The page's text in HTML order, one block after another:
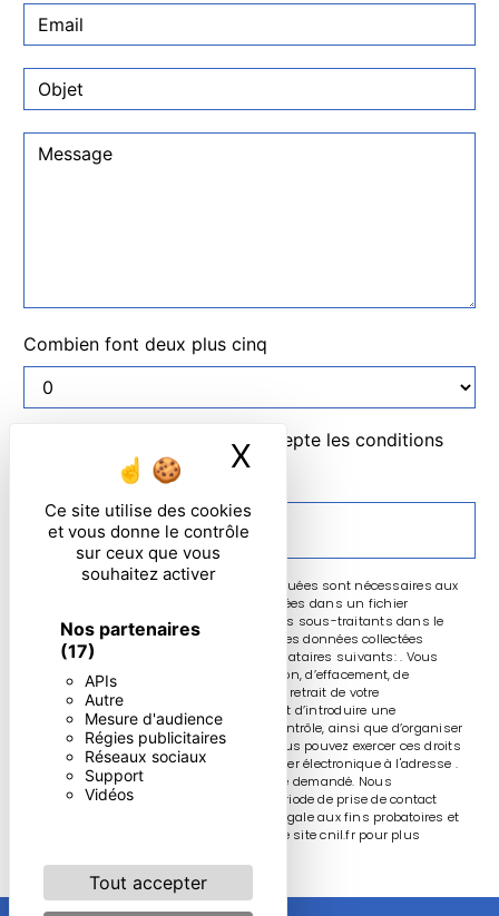
Ce site utilise des cookies
et vous donne le contrôle
sur ceux que vous
souhaitez activer
Nos partenaires
(17)
APIs
Autre
Mesure d'audience
Régies publicitaires
Réseaux sociaux
Support
Vidéos
Tout accepter
X Masquer le
Combien font deux plus cinq
En cochant cette case, j'accepte les conditions
particulières ci-dessous **
ENVOYER
** Les données personnelles communiquées sont nécessaires aux
fins de vous contacter et sont enregistrées dans un fichier
informatisé. Elles sont destinées à et ses sous-traitants dans le
seul but de répondre à votre message. Les données collectées
seront communiquées aux seuls destinataires suivants: . Vous
disposez de droits d’accès, de rectification, d’effacement, de
portabilité, de limitation, d’opposition, de retrait de votre
consentement à tout moment et du droit d’introduire une
réclamation auprès d’une autorité de contrôle, ainsi que d’organiser
le sort de vos données post-mortem. Vous pouvez exercer ces droits
par voie postale à l'adresse ou par courrier électronique à l'adresse .
Un justificatif d'identité pourra vous être demandé. Nous
conservons vos données pendant la période de prise de contact
puis pendant la durée de prescription légale aux fins probatoires et
de gestion des contentieux. Consultez le site cnil.fr pour plus